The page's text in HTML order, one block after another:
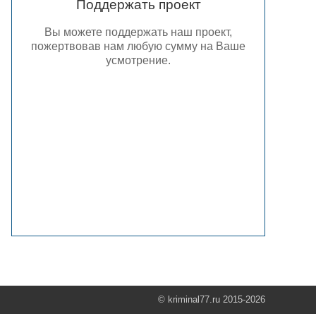
Поддержать проект
Вы можете поддержать наш проект,
пожертвовав нам любую сумму на Ваше
усмотрение.
© kriminal77.ru 2015-2026